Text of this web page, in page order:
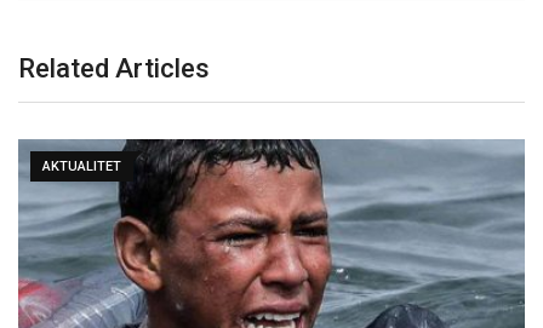
Related Articles
AKTUALITET